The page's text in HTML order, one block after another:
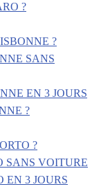
?
?
SANS
EN 3 JOURS
?
?
SANS VOITURE
EN 3 JOURS